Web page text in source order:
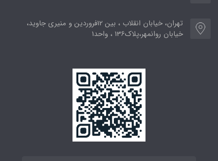
تهران، خیابان انقلاب ، بین 12فروردین و منیری جاوید،
خیابان روانمهر،پلاک136 ، واحد1